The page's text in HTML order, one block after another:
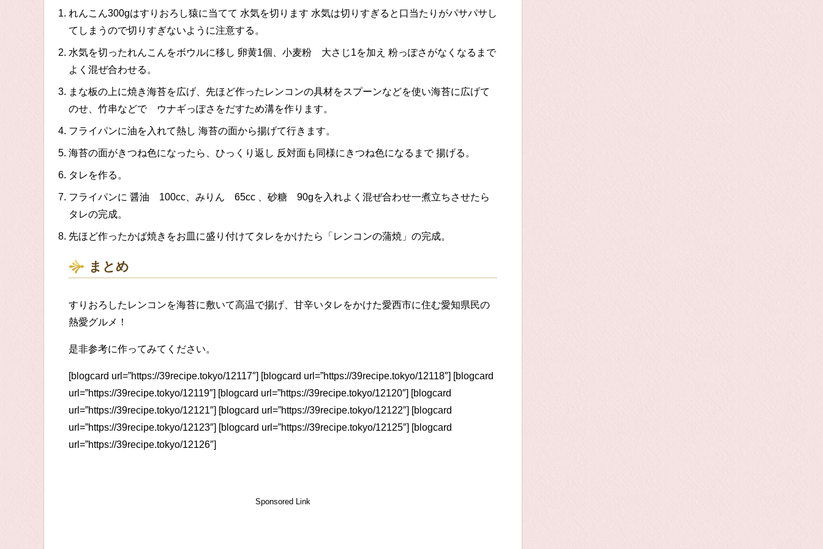
れんこん300gはすりおろし猿に当てて 水気を切ります 水気は切りすぎると口当たりがパサパサし
てしまうので切りすぎないように注意する。
水気を切ったれんこんをボウルに移し 卵黄1個、小麦粉 大さじ1を加え 粉っぽさがなくなるまで
よく混ぜ合わせる。
まな板の上に焼き海苔を広げ、先ほど作ったレンコンの具材をスプーンなどを使い海苔に広げて
のせ、竹串などで ウナギっぽさをだすため溝を作ります。
フライパンに油を入れて熱し 海苔の面から揚げて行きます。
海苔の面がきつね色になったら、ひっくり返し 反対面も同様にきつね色になるまで 揚げる。
タレを作る。
フライパンに 醤油 100cc、みりん 65cc 、砂糖 90gを入れよく混ぜ合わせ一煮立ちさせたら
タレの完成。
先ほど作ったかば焼きをお皿に盛り付けてタレをかけたら「レンコンの蒲焼」の完成。
まとめ
すりおろしたレンコンを海苔に敷いて高温で揚げ、甘辛いタレをかけた愛西市に住む愛知県民の
熱愛グルメ！
是非参考に作ってみてください。
[blogcard url=”https://39recipe.tokyo/12117″] [blogcard url=”https://39recipe.tokyo/12118″] [blogcard
url=”https://39recipe.tokyo/12119″] [blogcard url=”https://39recipe.tokyo/12120″] [blogcard
url=”https://39recipe.tokyo/12121″] [blogcard url=”https://39recipe.tokyo/12122″] [blogcard
url=”https://39recipe.tokyo/12123″] [blogcard url=”https://39recipe.tokyo/12125″] [blogcard
url=”https://39recipe.tokyo/12126″]
Sponsored Link